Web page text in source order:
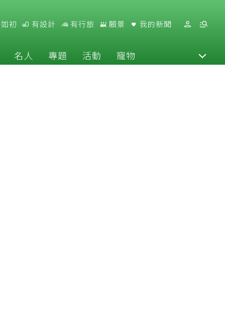
初 有設計 有行旅 願景 我的新聞
名人 專題 活動 寵物